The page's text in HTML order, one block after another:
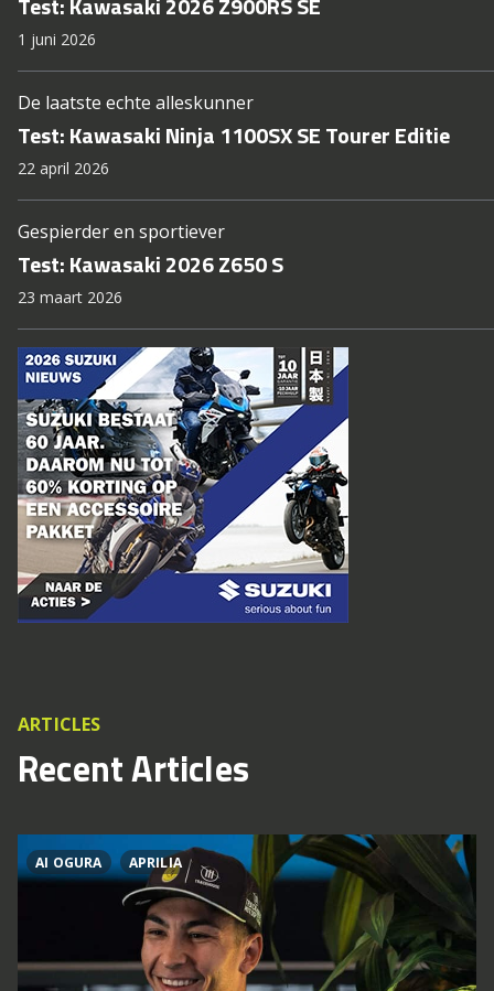
1 juni 2026
De laatste echte alleskunner
Test: Kawasaki Ninja 1100SX SE Tourer Editie
22 april 2026
Gespierder en sportiever
Test: Kawasaki 2026 Z650 S
23 maart 2026
ARTICLES
Recent Articles
AI OGURA APRILIA